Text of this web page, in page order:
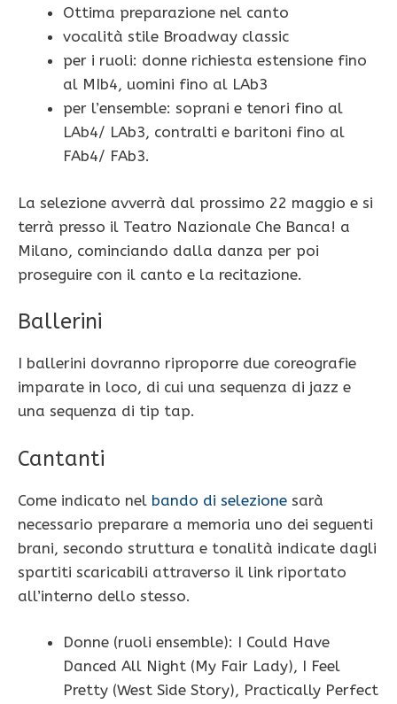
Ottima preparazione nel canto
vocalità stile Broadway classic
per i ruoli: donne richiesta estensione fino
al MIb4, uomini fino al LAb3
per l’ensemble: soprani e tenori fino al
LAb4/ LAb3, contralti e baritoni fino al
FAb4/ FAb3.
La selezione avverrà dal prossimo 22 maggio e si
terrà presso il Teatro Nazionale Che Banca! a
Milano, cominciando dalla danza per poi
proseguire con il canto e la recitazione.
Ballerini
I ballerini dovranno riproporre due coreografie
imparate in loco, di cui una sequenza di jazz e
una sequenza di tip tap.
Cantanti
Come indicato nel bando di selezione sarà
necessario preparare a memoria uno dei seguenti
brani, secondo struttura e tonalità indicate dagli
spartiti scaricabili attraverso il link riportato
all’interno dello stesso.
Donne (ruoli ensemble): I Could Have
Danced All Night (My Fair Lady), I Feel
Pretty (West Side Story), Practically Perfect